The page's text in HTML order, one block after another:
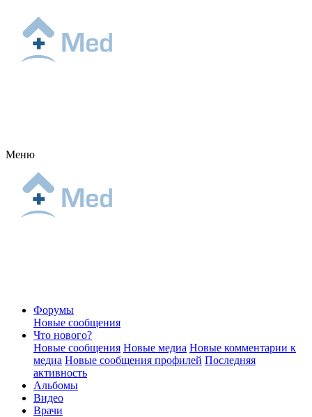
Меню
Форумы
Новые сообщения
Что нового?
Новые сообщения Новые медиа Новые комментарии к
медиа Новые сообщения профилей Последняя
активность
Альбомы
Видео
Врачи